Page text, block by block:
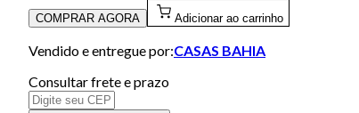
COMPRAR AGORA Adicionar ao carrinho
Vendido e entregue por:CASAS BAHIA
Consultar frete e prazo